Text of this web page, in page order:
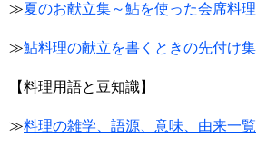
≫夏のお献立集～鮎を使った会席料理
≫鮎料理の献立を書くときの先付け集
【料理用語と豆知識】
≫料理の雑学、語源、意味、由来一覧